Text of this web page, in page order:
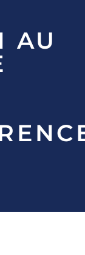
AU